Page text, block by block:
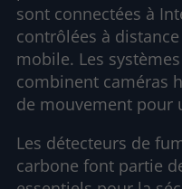
sont connectées à
contrôlées à
mobile. Les
combinent caméras
de mouvement pour
Les détecteurs de
carbone font partie